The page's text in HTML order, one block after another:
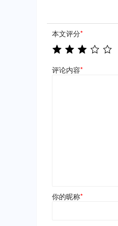
本文评分*
评论内容*
你的昵称*